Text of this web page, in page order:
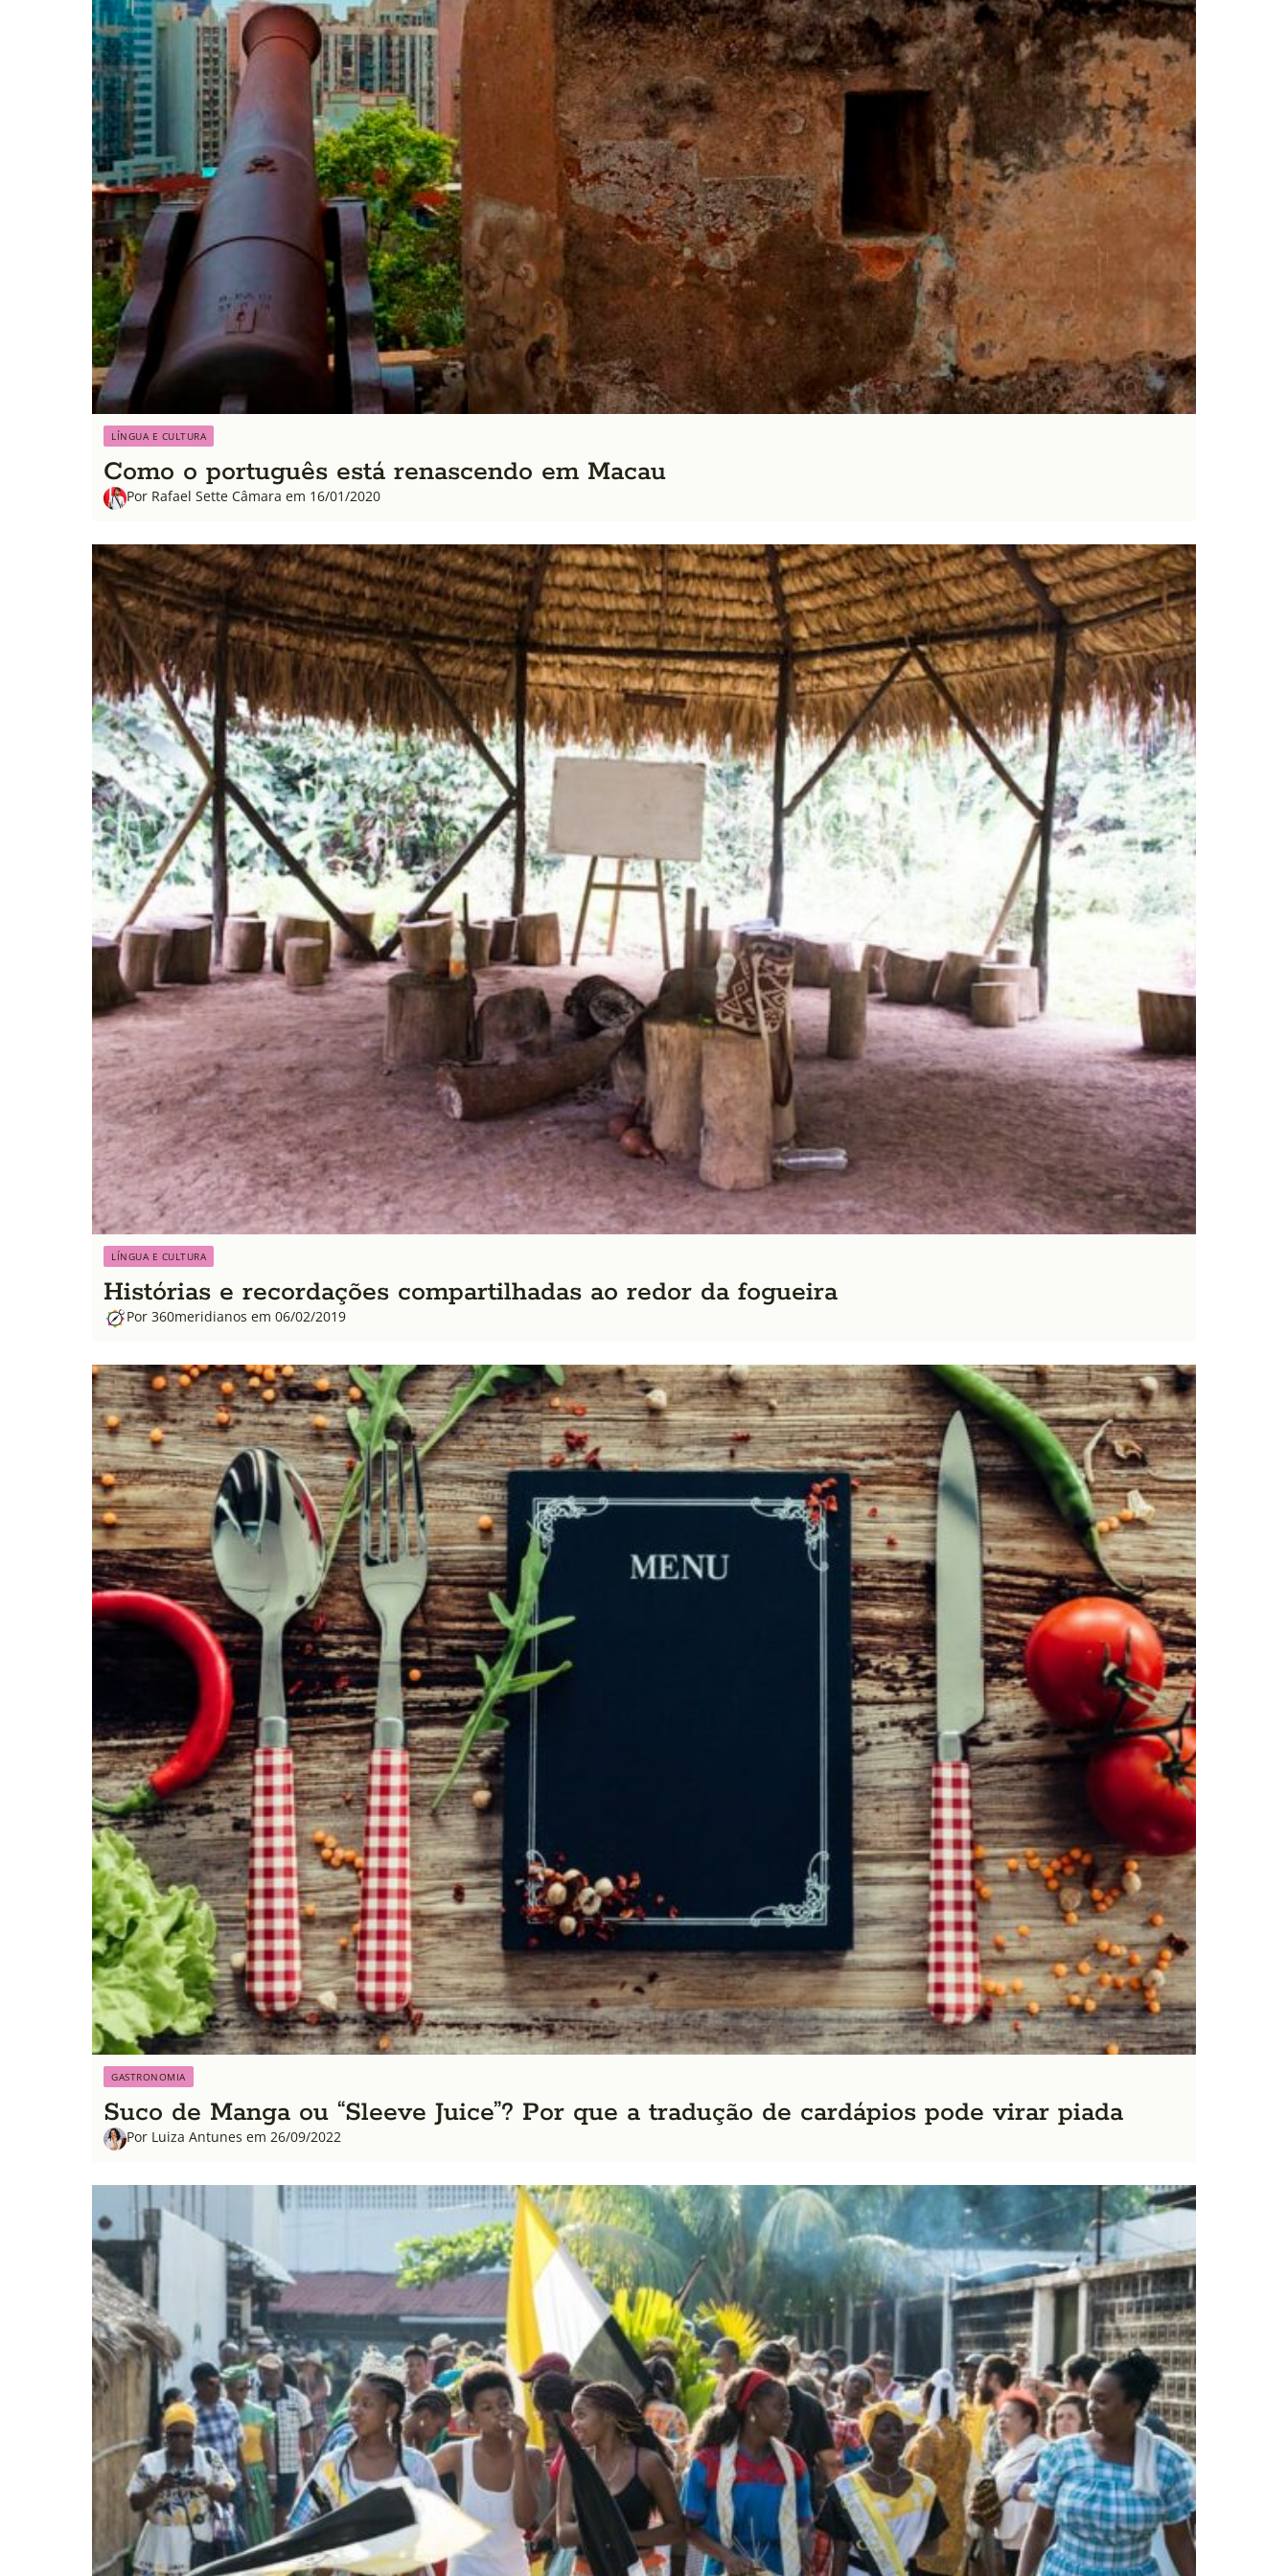
LÍNGUA E CULTURA
Como o português está renascendo em Macau
Por Rafael Sette Câmara em 16/01/2020
LÍNGUA E CULTURA
Histórias e recordações compartilhadas ao redor da fogueira
Por 360meridianos em 06/02/2019
GASTRONOMIA
Suco de Manga ou “Sleeve Juice”? Por que a tradução de cardápios pode virar piada
Por Luiza Antunes em 26/09/2022